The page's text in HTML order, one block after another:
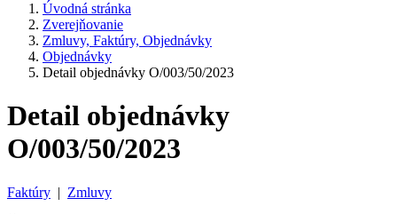
Úvodná stránka
Zverejňovanie
Zmluvy, Faktúry, Objednávky
Objednávky
Detail objednávky O/003/50/2023
Detail objednávky
O/003/50/2023
Faktúry | Zmluvy